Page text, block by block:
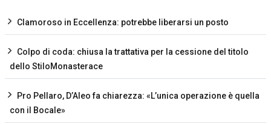
Clamoroso in Eccellenza: potrebbe liberarsi un posto
Colpo di coda: chiusa la trattativa per la cessione del titolo
dello StiloMonasterace
Pro Pellaro, D’Aleo fa chiarezza: «L’unica operazione è quella
con il Bocale»